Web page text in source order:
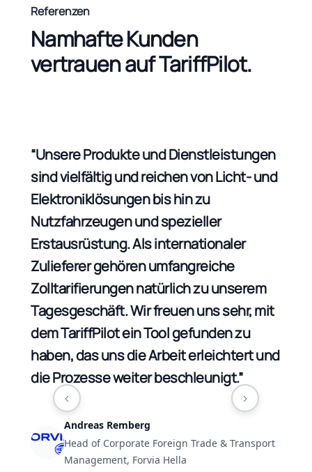
Referenzen
Namhafte Kunden
vertrauen auf TariffPilot.
“Unsere Produkte und Dienstleistungen
sind vielfältig und reichen von Licht- und
Elektroniklösungen bis hin zu
Nutzfahrzeugen und spezieller
Erstausrüstung. Als internationaler
Zulieferer gehören umfangreiche
Zolltarifierungen natürlich zu unserem
Tagesgeschäft. Wir freuen uns sehr, mit
dem TariffPilot ein Tool gefunden zu
haben, das uns die Arbeit erleichtert und
die Prozesse weiter beschleunigt.”
Andreas Remberg
Head of Corporate Foreign Trade & Transport
Management, Forvia Hella